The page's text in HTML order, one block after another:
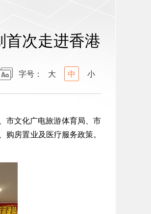
首次走进香港
字号： 大 中 小
市文化广电旅游体育局、市
房置业及医疗服务政策。